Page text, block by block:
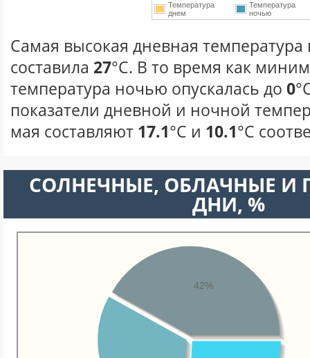
Температура
днем
Температура
ночью
Самая высокая дневная температура
составила 27°С. В то время как
температура ночью опускалась до 0
показатели дневной и ночной
мая составляют 17.1°С и 10.1°С
CОЛНЕЧНЫЕ, ОБЛАЧНЫЕ И
ДНИ, %
42%